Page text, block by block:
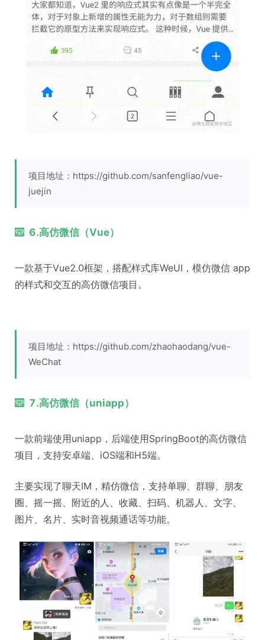
项目地址：https://github.com/sanfengliao/vue-
juejin
6.高仿微信（Vue）
一款基于Vue2.0框架，搭配样式库WeUI，模仿微信 app
的样式和交互的高仿微信项目。
项目地址：https://github.com/zhaohaodang/vue-
WeChat
7.高仿微信（uniapp）
一款前端使用uniapp，后端使用SpringBoot的高仿微信
项目，支持安卓端、iOS端和H5端。
主要实现了聊天IM，精仿微信，支持单聊、群聊、朋友
圈、摇一摇、附近的人、收藏、扫码、机器人、文字、
图片、名片、实时音视频通话等功能。